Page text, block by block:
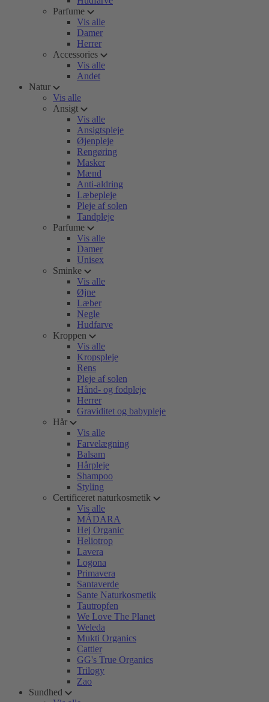
Parfume
Vis alle
Damer
Herrer
Accessories
Vis alle
Andet
Natur
Vis alle
Ansigt
Vis alle
Ansigtspleje
Øjenpleje
Rengøring
Masker
Mænd
Anti-aldring
Læbepleje
Pleje af solen
Tandpleje
Parfume
Vis alle
Damer
Unisex
Sminke
Vis alle
Øjne
Læber
Negle
Hudfarve
Kroppen
Vis alle
Kropspleje
Rens
Pleje af solen
Hånd- og fodpleje
Herrer
Graviditet og babypleje
Hår
Vis alle
Farvelægning
Balsam
Hårpleje
Shampoo
Styling
Certificeret naturkosmetik
Vis alle
MÁDARA
Hej Organic
Heliotrop
Lavera
Logona
Primavera
Santaverde
Sante Naturkosmetik
Tautropfen
We Love The Planet
Weleda
Mukti Organics
Cattier
GG's True Organics
Trilogy
Zao
Sundhed